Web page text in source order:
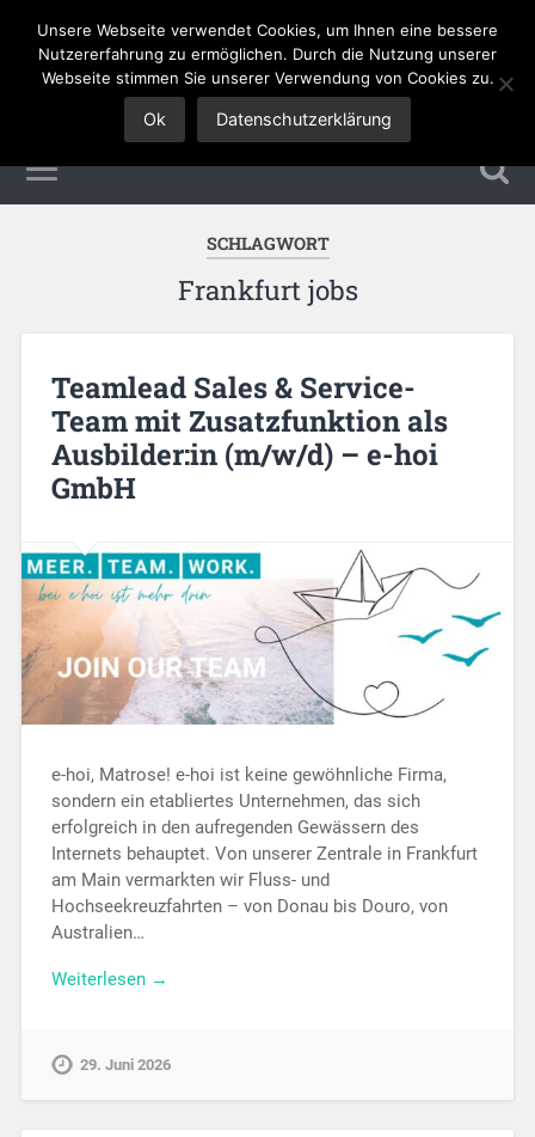
Tourismus Jobs
SCHLAGWORT
Frankfurt jobs
Teamlead Sales & Service-
Team mit Zusatzfunktion als
Ausbilder:in (m/w/d) – e-hoi
GmbH
e-hoi, Matrose! e-hoi ist keine gewöhnliche Firma,
sondern ein etabliertes Unternehmen, das sich
erfolgreich in den aufregenden Gewässern des
Internets behauptet. Von unserer Zentrale in Frankfurt
am Main vermarkten wir Fluss- und
Hochseekreuzfahrten – von Donau bis Douro, von
Australien…
Weiterlesen →
29. Juni 2026
Unsere Webseite verwendet Cookies, um Ihnen eine bessere
Nutzererfahrung zu ermöglichen. Durch die Nutzung unserer
Webseite stimmen Sie unserer Verwendung von Cookies zu.
Ok Datenschutzerklärung